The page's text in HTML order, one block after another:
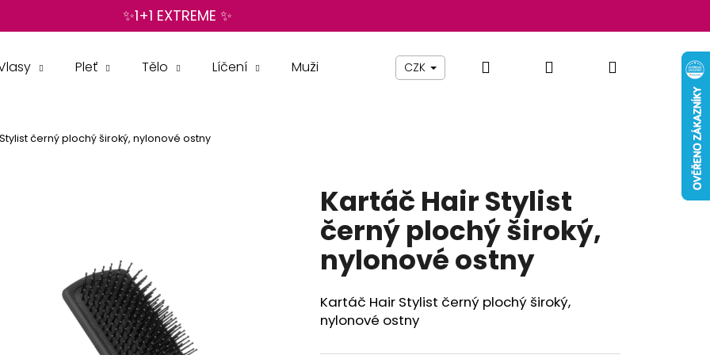
✨1+1 EXTREME ✨
Pleť Tělo Líčení Muži Beauty By Simona Pomůcky Nábytek
CZK Hledat PřihlášeníNákupní
černý plochý široký, nylonové ostny
Kartáč Hair Stylist
černý plochý široký,
nylonové ostny
Kartáč Hair Stylist černý plochý široký,
nylonové ostny